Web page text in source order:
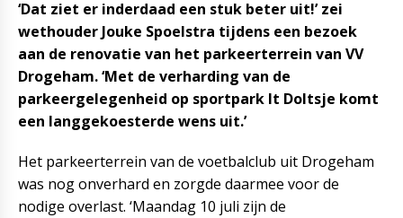
‘Dat ziet er inderdaad een stuk beter uit!’ zei
wethouder Jouke Spoelstra tijdens een bezoek
aan de renovatie van het parkeerterrein van VV
Drogeham. ‘Met de verharding van de
parkeergelegenheid op sportpark It Doltsje komt
een langgekoesterde wens uit.’
Het parkeerterrein van de voetbalclub uit Drogeham
was nog onverhard en zorgde daarmee voor de
nodige overlast. ‘Maandag 10 juli zijn de